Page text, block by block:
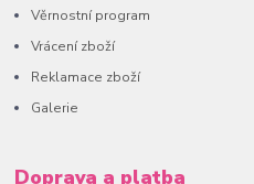
Věrnostní program
Vrácení zboží
Reklamace zboží
Galerie
Doprava a platba